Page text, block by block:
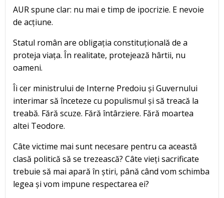
AUR spune clar: nu mai e timp de ipocrizie. E nevoie
de acțiune.
Statul român are obligația constituțională de a
proteja viața. În realitate, protejează hârtii, nu
oameni.
Îi cer ministrului de Interne Predoiu și Guvernului
interimar să înceteze cu populismul și să treacă la
treabă. Fără scuze. Fără întârziere. Fără moartea
altei Teodore.
Câte victime mai sunt necesare pentru ca această
clasă politică să se trezească? Câte vieți sacrificate
trebuie să mai apară în știri, până când vom schimba
legea și vom impune respectarea ei?